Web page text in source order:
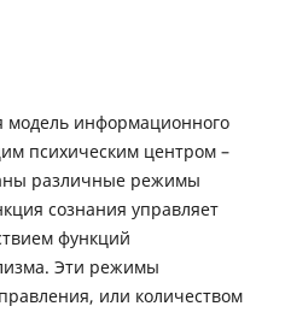
модель информационного
психическим центром –
различные режимы
сознания управляет
функций
Эти режимы
или количеством